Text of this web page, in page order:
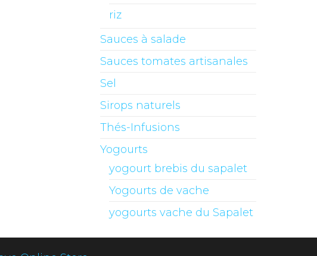
riz
Sauces à salade
Sauces tomates artisanales
Sel
Sirops naturels
Thés-Infusions
Yogourts
yogourt brebis du sapalet
Yogourts de vache
yogourts vache du Sapalet